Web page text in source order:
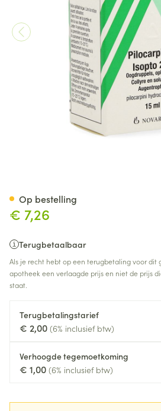
€ 7,26
Terugbetaalbaar
Als je recht hebt op een terugbetaling voor dit
apotheek een verlaagde prijs en niet de prijs
staat.
Terugbetalingstarief
€ 2,00 (6% inclusief btw)
Verhoogde tegemoetkoming
€ 1,00 (6% inclusief btw)
Op bestelling